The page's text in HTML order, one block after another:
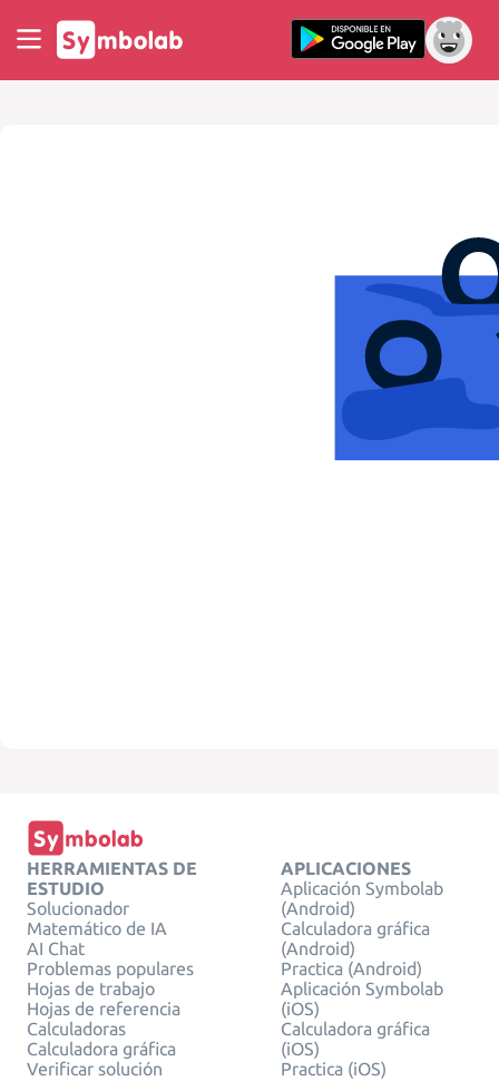
HERRAMIENTAS DE
ESTUDIO
Solucionador
Matemático de IA
AI Chat
Problemas populares
Hojas de trabajo
Hojas de referencia
Calculadoras
Calculadora gráfica
Verificar solución
APLICACIONES
Aplicación Symbolab
(Android)
Calculadora gráfica
(Android)
Practica (Android)
Aplicación Symbolab
(iOS)
Calculadora gráfica
(iOS)
Practica (iOS)